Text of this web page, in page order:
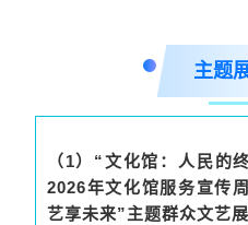
主题
（1）“文化馆：人民
2026年文化馆服务宣传
艺享未来”主题群众文艺